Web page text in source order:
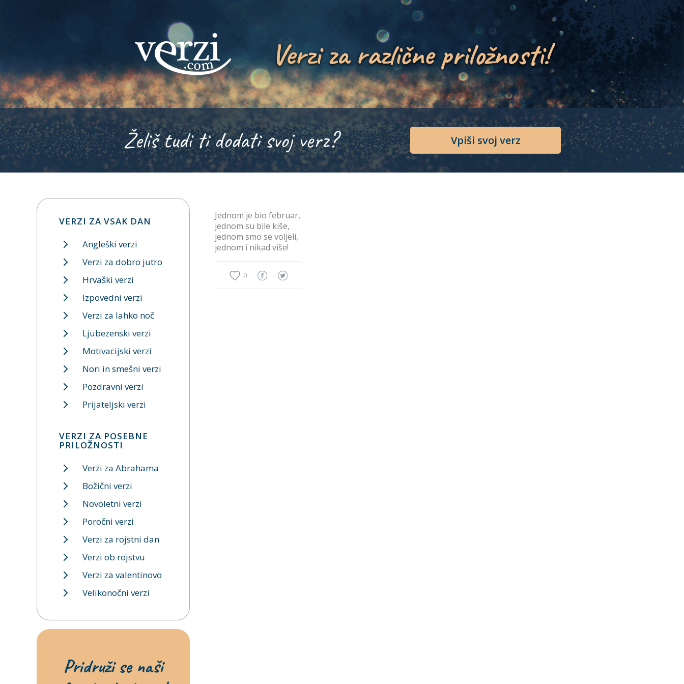
Verzi za različne priložnosti!
Želiš tudi ti dodati svoj verz? Vpiši svoj verz
Jednom je bio februar,
jednom su bile kiše,
jednom smo se voljeli,
jednom i nikad više!
0
VERZI ZA VSAK DAN
Angleški verzi
Verzi za dobro jutro
Hrvaški verzi
Izpovedni verzi
Verzi za lahko noč
Ljubezenski verzi
Motivacijski verzi
Nori in smešni verzi
Pozdravni verzi
Prijateljski verzi
VERZI ZA POSEBNE
PRILOŽNOSTI
Verzi za Abrahama
Božični verzi
Novoletni verzi
Poročni verzi
Verzi za rojstni dan
Verzi ob rojstvu
Verzi za valentinovo
Velikonočni verzi
Pridruži se naši